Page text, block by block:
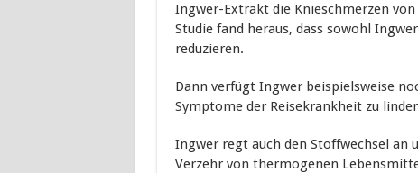
Ingwer-Extrakt die Knieschmerzen
Studie fand heraus, dass sowohl
reduzieren.
Dann verfügt Ingwer beispielsweise
Symptome der Reisekrankheit zu
Ingwer regt auch den Stoffwechsel an
Verzehr von thermogenen